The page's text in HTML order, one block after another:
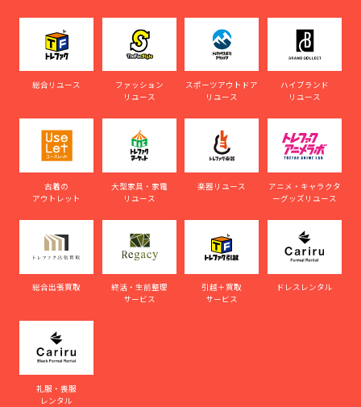
総合リユース
ファッション
リユース
スポーツアウトドア
リユース
ハイブランド
リユース
古着の
アウトレット
大型家具・家電
リユース
楽器リユース
アニメ・キャラクタ
ーグッズリユース
総合出張買取
終活・生前整理
サービス
引越＋買取
サービス
ドレスレンタル
礼服・喪服
レンタル